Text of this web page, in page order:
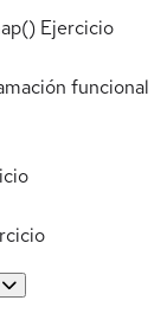
Ejercicio
funcional